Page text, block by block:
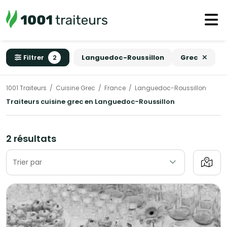
Filtrer 2 Languedoc-Roussillon Grec
1001 Traiteurs Cuisine Grec France Languedoc-Roussillon
Traiteurs cuisine grec en Languedoc-Roussillon
2 résultats
Trier par